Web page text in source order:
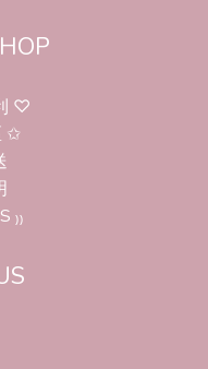
♡
✩
₎₎